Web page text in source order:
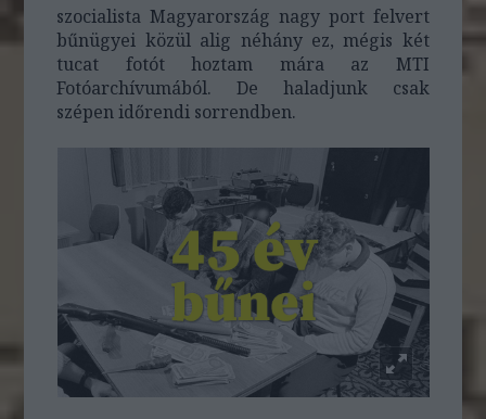
szocialista Magyarország nagy port felvert
bűnügyei közül alig néhány ez, mégis két
tucat fotót hoztam mára az MTI
Fotóarchívumából. De haladjunk csak
szépen időrendi sorrendben.